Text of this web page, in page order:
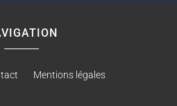
Mentions légales